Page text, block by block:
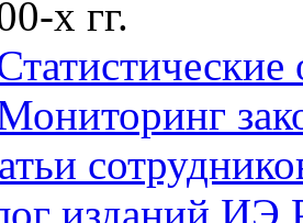
х гг.
изданий ИЭ